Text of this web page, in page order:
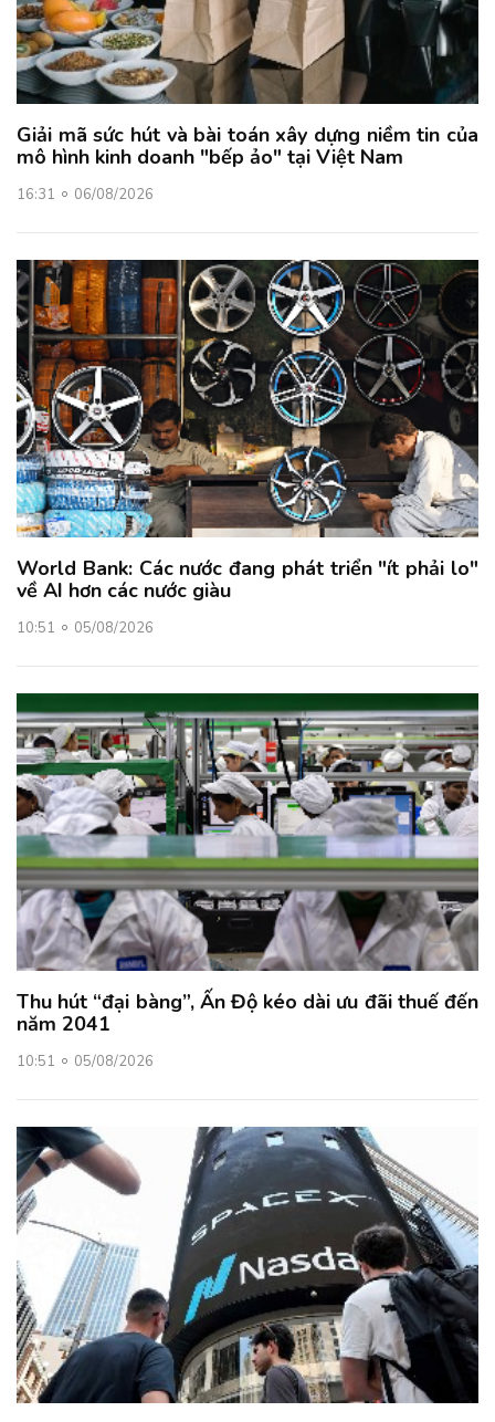
Giải mã sức hút và bài toán xây dựng niềm tin của
mô hình kinh doanh "bếp ảo" tại Việt Nam
16:31 06/08/2026
World Bank: Các nước đang phát triển "ít phải lo"
về AI hơn các nước giàu
10:51 05/08/2026
Thu hút “đại bàng”, Ấn Độ kéo dài ưu đãi thuế đến
năm 2041
10:51 05/08/2026